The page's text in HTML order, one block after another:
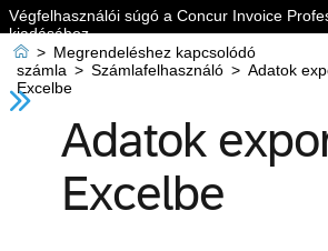
Végfelhasználói súgó a Concur Invoice
kiadásához
 > Megrendeléshez kapcsolódó
számla > Számlafelhasználó > Adatok
Excelbe
Adatok
Excelbe